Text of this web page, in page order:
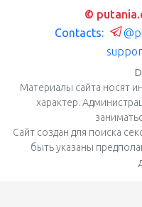
©
Contacts:
Материалы сайта носят
характер.
Сайт создан для поиска
быть указаны